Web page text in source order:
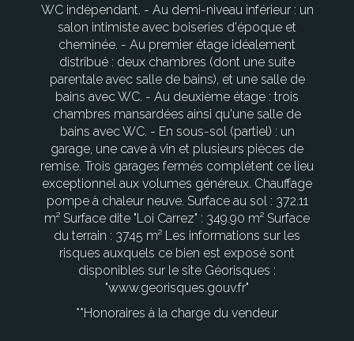
WC indépendant. - Au demi-niveau inférieur : un
salon intimiste avec boiseries d'époque et
cheminée. - Au premier étage idéalement
distribué : deux chambres (dont une suite
parentale avec salle de bains), et une salle de
bains avec WC. - Au deuxième étage : trois
chambres mansardées ainsi qu'une salle de
bains avec WC. - En sous-sol (partiel) : un
garage, une cave à vin et plusieurs pièces de
remise. Trois garages fermés complètent ce lieu
exceptionnel aux volumes généreux. Chauffage
pompe à chaleur neuve. Surface au sol : 372.11
m² Surface dite "Loi Carrez" : 349.90 m² Surface
du terrain : 3745 m² Les informations sur les
risques auxquels ce bien est exposé sont
disponibles sur le site Géorisques :
"www.georisques.gouv.fr"
**Honoraires à la charge du vendeur